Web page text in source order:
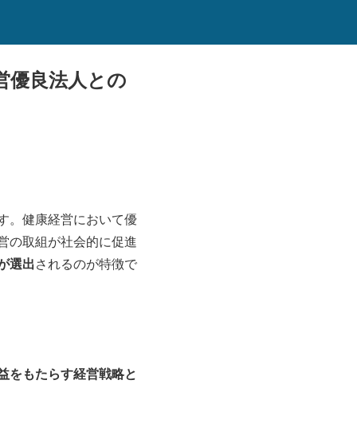
優良法人との
。健康経営において優
の取組が社会的に促進
選出されるのが特徴で
をもたらす経営戦略と